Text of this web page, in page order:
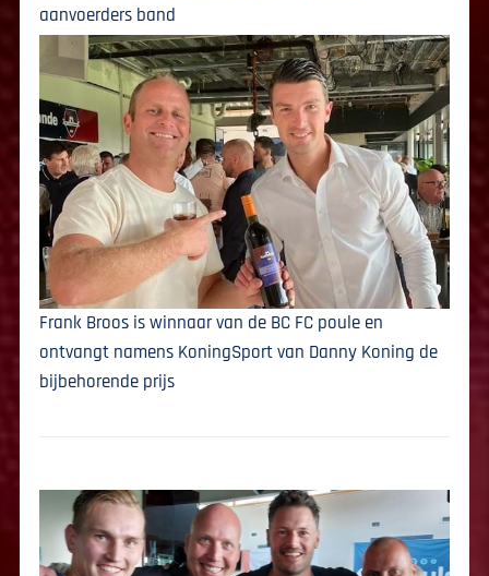
aanvoerders band
Frank Broos is winnaar van de BC FC poule en
ontvangt namens KoningSport van Danny Koning de
bijbehorende prijs